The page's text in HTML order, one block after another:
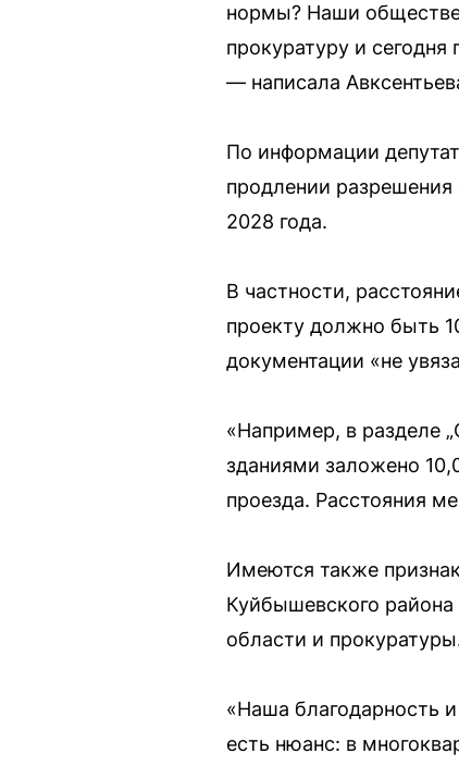
нормы? Наши
прокуратуру и
— написала
По информации
продлении разрешения
2028 года.
В частности,
проекту должно быть
документации «не
«Например, в разделе
зданиями заложено
проезда. Расстояния
Имеются также
Куйбышевского района
области и
«Наша благодарность
есть нюанс: в